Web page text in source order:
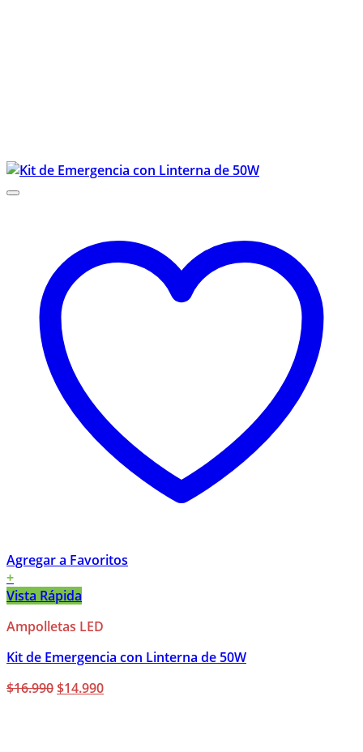
Agregar a Favoritos
+
Vista Rápida
Ampolletas LED
Kit de Emergencia con Linterna de 50W
$16.990El
$14.990El